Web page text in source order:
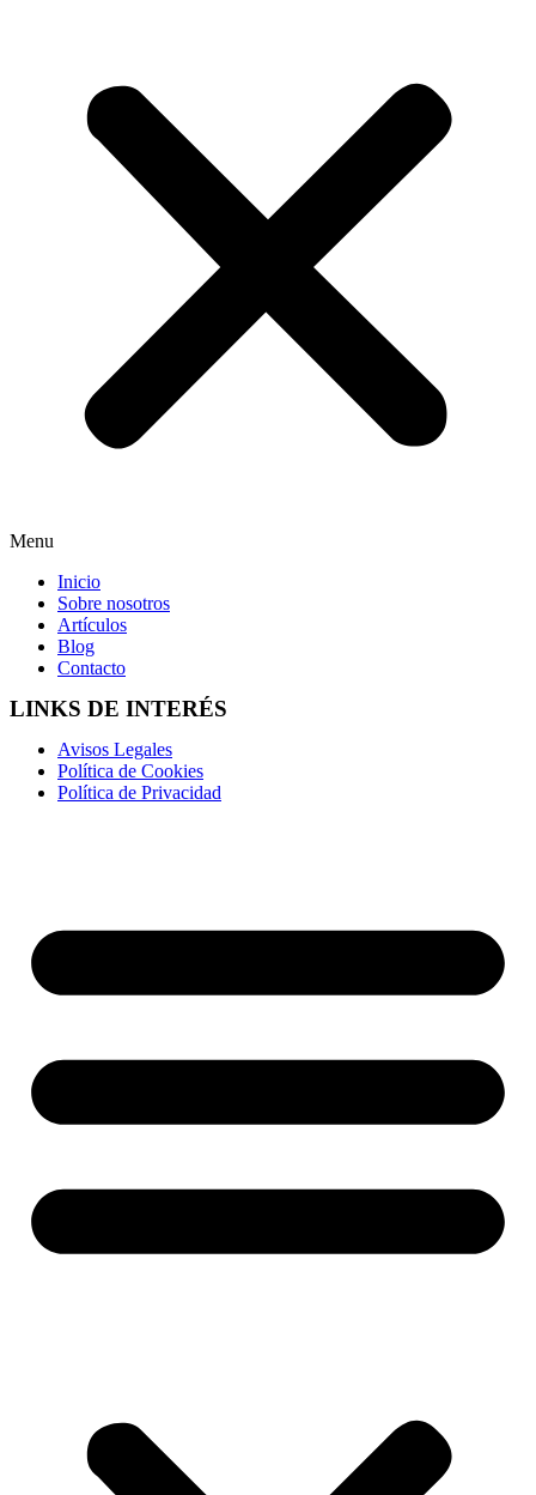
Menu
Inicio
Sobre nosotros
Artículos
Blog
Contacto
LINKS DE INTERÉS
Avisos Legales
Política de Cookies
Política de Privacidad